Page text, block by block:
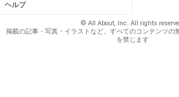
ヘルプ
© All About, Inc. All rights
掲載の記事・写真・イラストなど、すべてのコンテンツの
を禁じます